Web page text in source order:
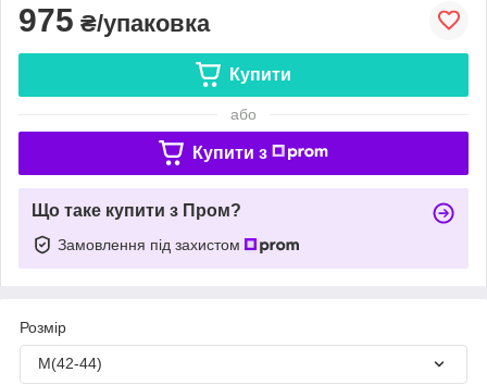
975 ₴/упаковка
Купити
або
Купити з
Що таке купити з Пром?
Замовлення під захистом
Розмір
M(42-44)